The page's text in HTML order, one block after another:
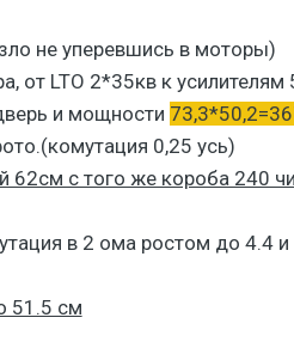
не уперевшись в моторы)
от LTO 2*35кв к
и мощности
0,25 усь)
с того же короба 240
в 2 ома ростом до 4.4
51.5 см